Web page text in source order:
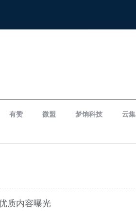
有赞 微盟 梦饷科技 云集
质内容曝光